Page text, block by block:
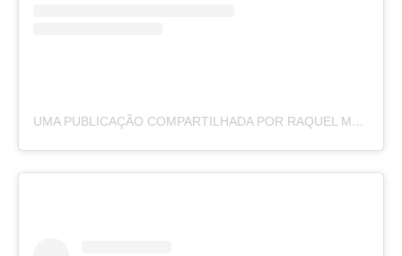
UMA PUBLICAÇÃO COMPARTILHADA POR RAQUEL MOREIRA (@BYRAQUELMOREIRA)